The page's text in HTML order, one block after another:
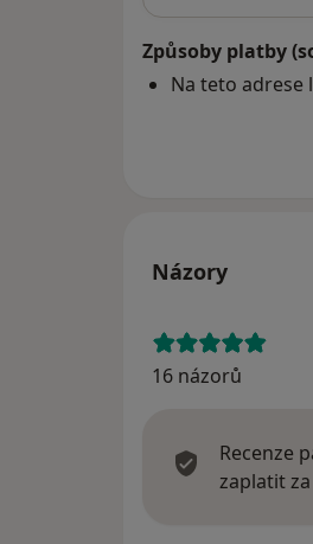
Způsoby platby
Na teto adrese
Názory
16 názorů
Recenze
zaplatit